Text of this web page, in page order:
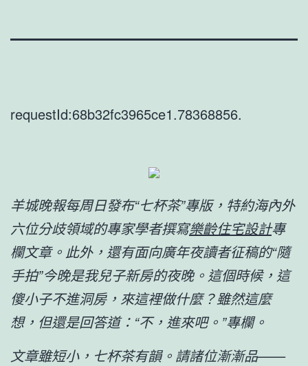
requestId:68b32fc3965ce1.78368856.
羊城晚報每周日發布“七杯茶”專版，特約海內外
六位分歧領域的專家學者撰寫樂齡住宅設計專
欄文章。此外，還有面向廣年夜讀者征稿的“隨
手拍”今晚是我兒子新房的夜晚。這個時候，這
傻小子不進洞房，來這裡做什麼？雖然這麼
想，但還是回答道：“不，進來吧。”專欄。
文章雖短小，七杯茶有韻。請諸位漸漸品——